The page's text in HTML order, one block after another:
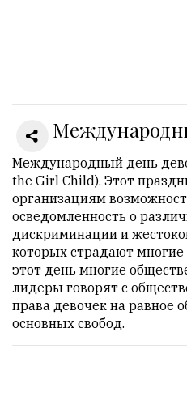
1
Гостей:
Пользователей:
0
НАШИ
ПРАВИЛА
Тонкие
материалы
Международный день
the Girl Child). Этот
организациям
осведомленность о
дискриминации и
которых страдают
этот день многие
лидеры говорят с
права девочек на равное
основных свобод.